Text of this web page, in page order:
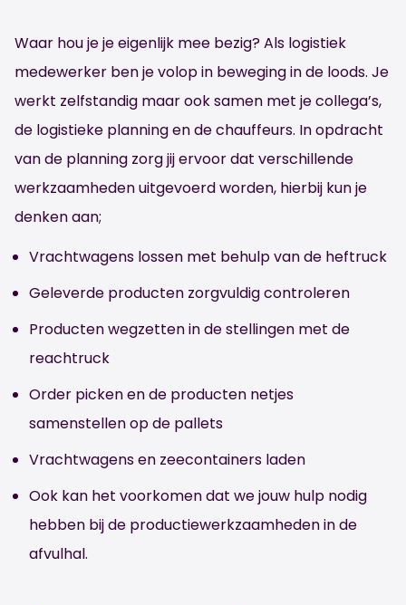
Waar hou je je eigenlijk mee bezig? Als logistiek
medewerker ben je volop in beweging in de loods. Je
werkt zelfstandig maar ook samen met je collega’s,
de logistieke planning en de chauffeurs. In opdracht
van de planning zorg jij ervoor dat verschillende
werkzaamheden uitgevoerd worden, hierbij kun je
denken aan;
Vrachtwagens lossen met behulp van de heftruck
Geleverde producten zorgvuldig controleren
Producten wegzetten in de stellingen met de
reachtruck
Order picken en de producten netjes
samenstellen op de pallets
Vrachtwagens en zeecontainers laden
Ook kan het voorkomen dat we jouw hulp nodig
hebben bij de productiewerkzaamheden in de
afvulhal.